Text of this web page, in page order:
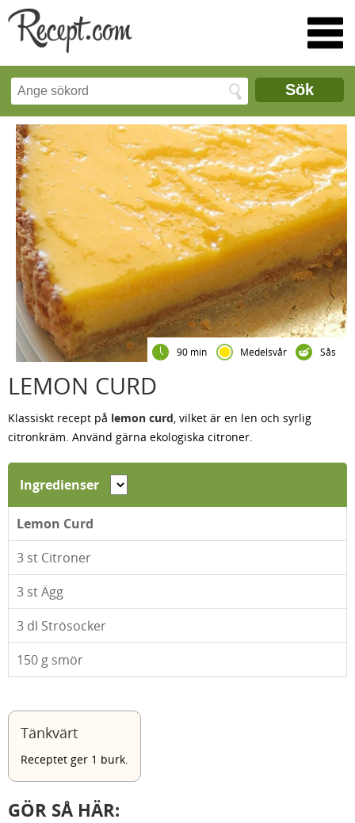
Sök
90 min Medelsvår Sås
LEMON CURD
Klassiskt recept på lemon curd, vilket är en len och syrlig
citronkräm. Använd gärna ekologiska citroner.
Ingredienser
Lemon Curd
3 st Citroner
3 st Ägg
3 dl Strösocker
150 g smör
Tänkvärt
Receptet ger 1 burk.
GÖR SÅ HÄR: